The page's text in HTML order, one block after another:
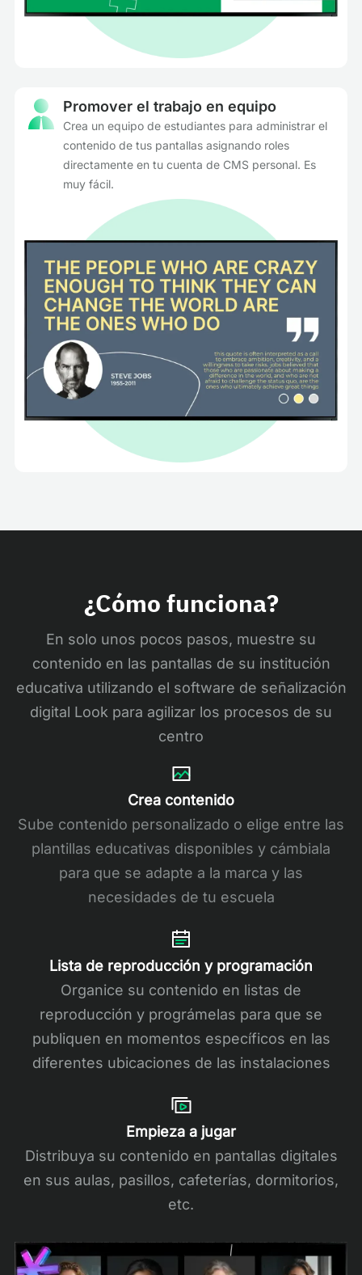
Promover el trabajo en equipo
Crea un equipo de estudiantes para administrar el
contenido de tus pantallas asignando roles
directamente en tu cuenta de CMS personal. Es
muy fácil.
¿Cómo funciona?
En solo unos pocos pasos, muestre su
contenido en las pantallas de su institución
educativa utilizando el software de señalización
digital Look para agilizar los procesos de su
centro
Crea contenido
Sube contenido personalizado o elige entre las
plantillas educativas disponibles y cámbiala
para que se adapte a la marca y las
necesidades de tu escuela
Lista de reproducción y programación
Organice su contenido en listas de
reproducción y prográmelas para que se
publiquen en momentos específicos en las
diferentes ubicaciones de las instalaciones
Empieza a jugar
Distribuya su contenido en pantallas digitales
en sus aulas, pasillos, cafeterías, dormitorios,
etc.